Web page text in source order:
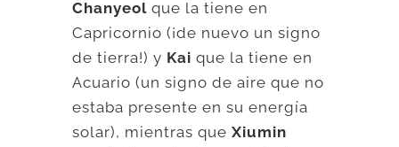
Chanyeol que la tiene en
Capricornio (¡de nuevo un signo
de tierra!) y Kai que la tiene en
Acuario (un signo de aire que no
estaba presente en su energía
solar), mientras queXiumin